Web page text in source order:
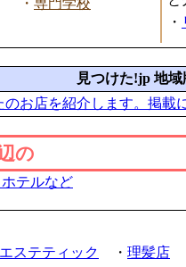
・ 専門学校
・
見つけた!jp 地域
のお店を紹介します。掲載
の
テルなど
エステティック ・ 理髪店